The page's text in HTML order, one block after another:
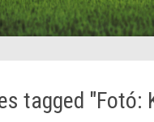
tagged "Fotó: